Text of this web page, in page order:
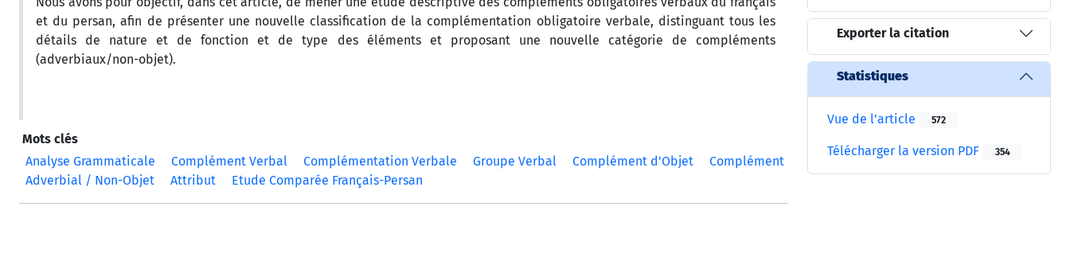
et du persan, afin de présenter une nouvelle classification de la complémentation obligatoire verbale, distinguant tous les
détails de nature et de fonction et de type des éléments et proposant une nouvelle catégorie de compléments
(adverbiaux/non-objet).
Mots clés
Analyse Grammaticale
Complément Verbal Complémentation Verbale Groupe Verbal Complément d'Objet
Complément
Adverbial / Non-Objet
Attribut Etude Comparée Français-Persan
Exporter la citation
Statistiques
Vue de l’article 572
Télécharger la version PDF 354